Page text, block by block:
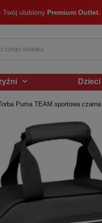
Twój ulubiony Premium Outlet.
Dzieci
Puma TEAM sportowa czarna